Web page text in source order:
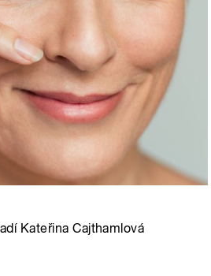
Kateřina Cajthamlová